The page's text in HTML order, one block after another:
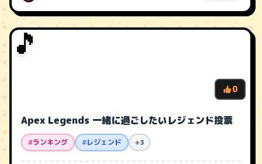
🎵
0
Apex Legends 一緒に過ごしたいレジェンド投票
#ランキング #レジェンド +3